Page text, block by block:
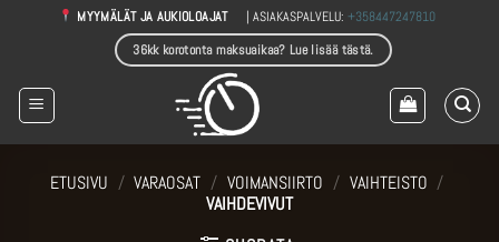
MYYMÄLÄT JA AUKIOLOAJAT | ASIAKASPALVELU:+358447247810
36kk korotonta maksuaikaa? Lue lisää tästä.
ETUSIVU / VARAOSAT / VOIMANSIIRTO / VAIHTEISTO /
VAIHDEVIVUT